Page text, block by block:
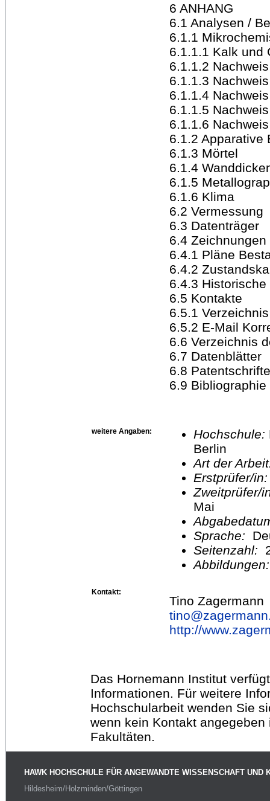
6 ANHANG
6.1 Analysen /
6.1.1
6.1.1.1 Kalk und
6.1.1.2
6.1.1.3
6.1.1.4
6.1.1.5
6.1.1.6
6.1.2 Apparative
6.1.3 Mörtel
6.1.4
6.1.5
6.1.6 Klima
6.2 Vermessung
6.3 Datenträger
6.4
6.4.1 Pläne
6.4.2
6.4.3
6.5 Kontakte
6.5.1
6.5.2 E-Mail
6.6 Verzeichnis
6.7 Datenblätter
6.8
6.9 Bibliographie
weitere Angaben: Hochschule:
Berlin
Art der
Erstprüfer/
Mai
Sprache:
Seitenzahl:
Kontakt:
Tino Zagermann
tino@
http://
Das Hornemann Institut
Informationen. Für weitere
Hochschularbeit wenden Sie
wenn kein Kontakt
Fakultäten.
HAWK HOCHSCHULE FÜR ANGEWANDTE WISSENSCHAFT UND
Hildesheim/Holzminden/Göttingen